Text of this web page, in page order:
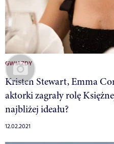
GWIAZDY
Kristen Stewart, Emma
aktorki zagrały rolę
najbliżej ideału?
12.02.2021